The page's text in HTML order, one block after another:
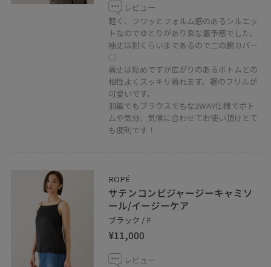
フォロー、チェックいただけると嬉しいです♪
◾️ LINEで岡山天満屋店ロペスタッフに相談は【友だち追
加】をタップをして下さい
◾️LINE ロペ公式アカウントでは新作やイベント情報配信
しています。
【友だち追加】をタップして下さい。
レビュー
軽く、フワッとフォルム感のあるシルエッ
トなのでゆとりがあり楽な着予感でした。
袖丈は肘くらいまであるので二の腕カバー
◯
着丈は短めですが広がりのあるボトムとの
相性よくスッキリ着れます。裾のフリルが
可愛いです。
羽織でもブラウスでもな2WAY仕様でボト
ムや気分、気候に合わせてお使い頂けとて
も便利です！
ROPÉ
サテンコンビジャージーキャミソ
ール/イージーケア
ブラック / F
¥11,000
レビュー